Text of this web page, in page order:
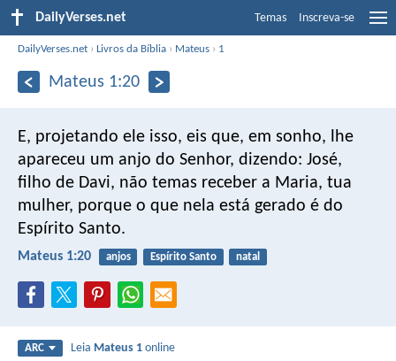
DailyVerses.net Temas Inscreva-se
DailyVerses.net ›Livros da Bíblia › Mateus › 1
Mateus 1:20
E, projetando ele isso, eis que, em sonho, lhe
apareceu um anjo do Senhor, dizendo: José,
filho de Davi, não temas receber a Maria, tua
mulher, porque o que nela está gerado é do
Espírito Santo.
Mateus 1:20 anjos Espírito Santo natal
ARC Leia Mateus 1 online